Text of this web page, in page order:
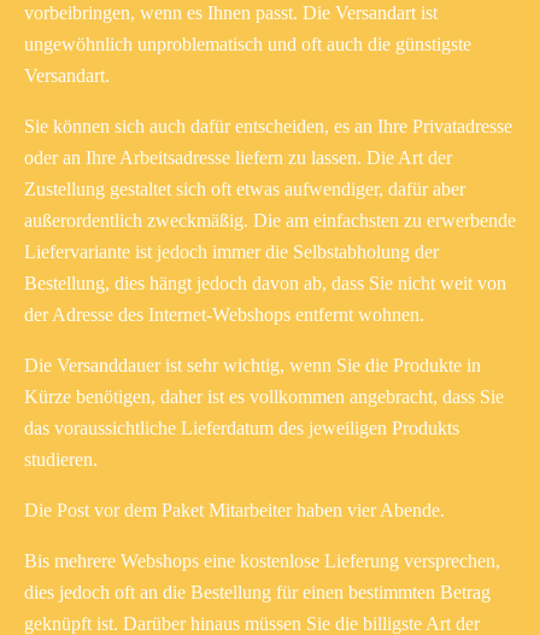
vorbeibringen, wenn es Ihnen passt. Die Versandart ist
ungewöhnlich unproblematisch und oft auch die günstigste
Versandart.
Sie können sich auch dafür entscheiden, es an Ihre Privatadresse
oder an Ihre Arbeitsadresse liefern zu lassen. Die Art der
Zustellung gestaltet sich oft etwas aufwendiger, dafür aber
außerordentlich zweckmäßig. Die am einfachsten zu erwerbende
Liefervariante ist jedoch immer die Selbstabholung der
Bestellung, dies hängt jedoch davon ab, dass Sie nicht weit von
der Adresse des Internet-Webshops entfernt wohnen.
Die Versanddauer ist sehr wichtig, wenn Sie die Produkte in
Kürze benötigen, daher ist es vollkommen angebracht, dass Sie
das voraussichtliche Lieferdatum des jeweiligen Produkts
studieren.
Die Post vor dem Paket Mitarbeiter haben vier Abende.
Bis mehrere Webshops eine kostenlose Lieferung versprechen,
dies jedoch oft an die Bestellung für einen bestimmten Betrag
geknüpft ist. Darüber hinaus müssen Sie die billigste Art der